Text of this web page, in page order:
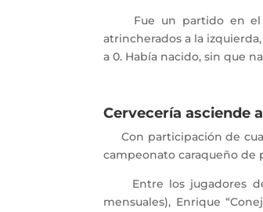
Fue un partido en el
atrincherados a la
a 0. Había nacido, sin que
Cervecería asciende
Con participación de
campeonato caraqueño de
Entre los jugadores
mensuales), Enrique